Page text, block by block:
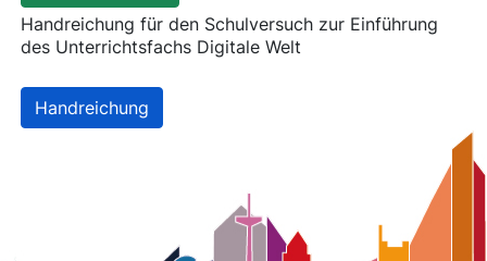
Handreichung für den Schulversuch zur Einführung
des Unterrichtsfachs Digitale Welt
Handreichung